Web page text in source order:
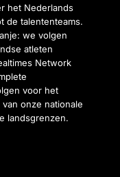
het Nederlands
de talententeams.
we volgen
atleten
Network
voor het
onze nationale
landsgrenzen.